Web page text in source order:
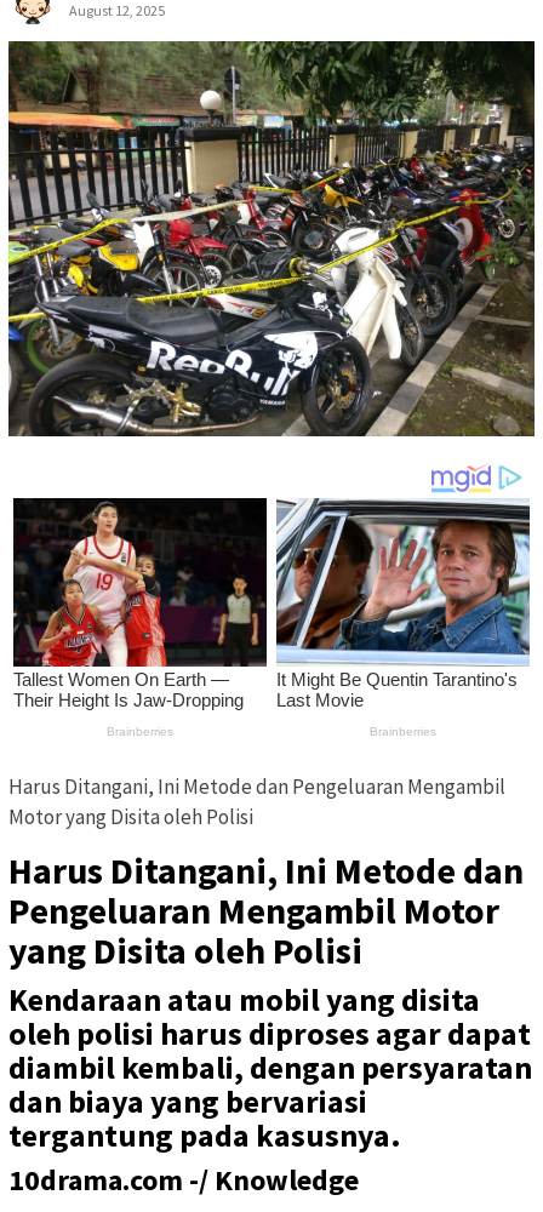
August 12, 2025
Harus Ditangani, Ini Metode dan Pengeluaran Mengambil
Motor yang Disita oleh Polisi
Harus Ditangani, Ini Metode dan
Pengeluaran Mengambil Motor
yang Disita oleh Polisi
Kendaraan atau mobil yang disita
oleh polisi harus diproses agar dapat
diambil kembali, dengan persyaratan
dan biaya yang bervariasi
tergantung pada kasusnya.
10drama.com -/ Knowledge